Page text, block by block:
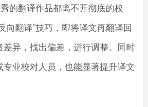
的翻译作品都离不开彻底的校
向翻译”技巧，即将译文再翻译回
差异，找出偏差，进行调整。同时
业校对人员，也能显著提升译文